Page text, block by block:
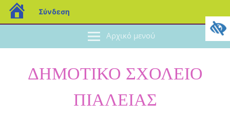
Αρχικό μενού
ΔΗΜΟΤΙΚΟ ΣΧΟΛΕΙΟ
ΠΙΑΛΕΙΑΣ
Σύνδεση